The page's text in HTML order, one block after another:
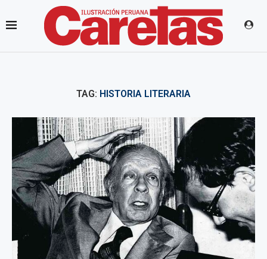
TAG: HISTORIA LITERARIA